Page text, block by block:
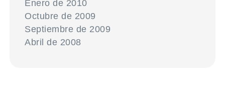
Enero de 2010
Octubre de 2009
Septiembre de 2009
Abril de 2008